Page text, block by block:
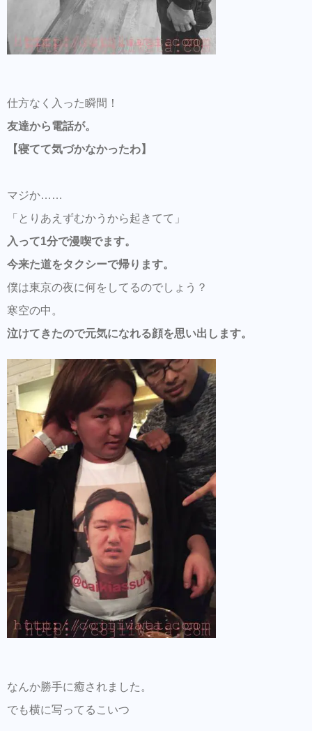
仕方なく入った瞬間！
友達から電話が。
【寝てて気づかなかったわ】
マジか……
「とりあえずむかうから起きてて」
入って1分で漫喫でます。
今来た道をタクシーで帰ります。
僕は東京の夜に何をしてるのでしょう？
寒空の中。
泣けてきたので元気になれる顔を思い出します。
なんか勝手に癒されました。
でも横に写ってるこいつ